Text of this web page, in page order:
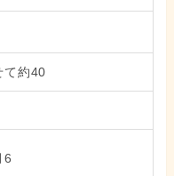
て約40
6